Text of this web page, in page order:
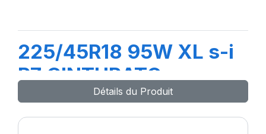
225/45R18 95W XL s-i
P7 CINTURATO
Détails du Produit